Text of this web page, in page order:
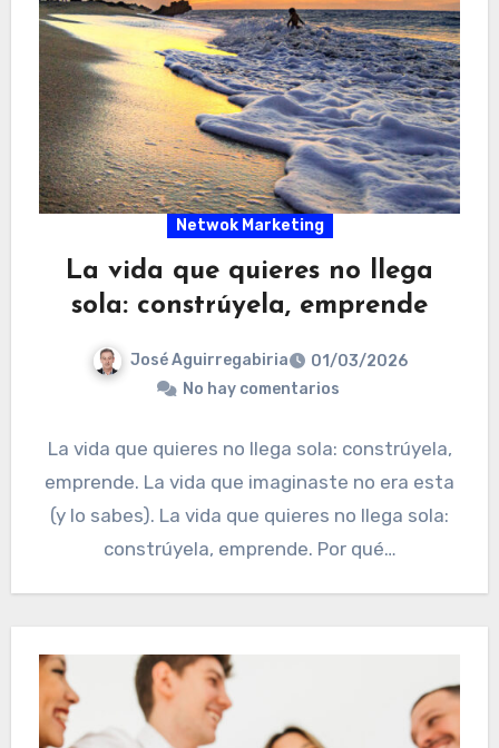
Netwok Marketing
La vida que quieres no llega
sola: constrúyela, emprende
José Aguirregabiria
01/03/2026
No hay comentarios
La vida que quieres no llega sola: constrúyela,
emprende. La vida que imaginaste no era esta
(y lo sabes). La vida que quieres no llega sola:
constrúyela, emprende. Por qué…